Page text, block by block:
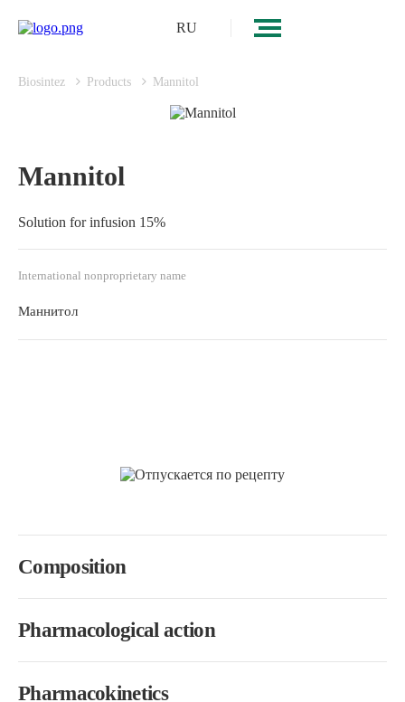
RU
Biosintez Products Mannitol
Mannitol
Solution for infusion 15%
International nonproprietary name
Маннитол
Composition
Pharmacological action
Pharmacokinetics